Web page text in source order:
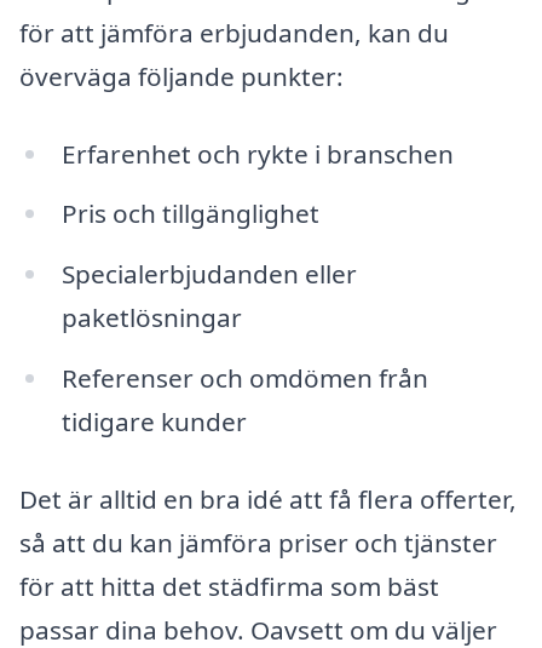
för att jämföra erbjudanden, kan du
överväga följande punkter:
Erfarenhet och rykte i branschen
Pris och tillgänglighet
Specialerbjudanden eller
paketlösningar
Referenser och omdömen från
tidigare kunder
Det är alltid en bra idé att få flera offerter,
så att du kan jämföra priser och tjänster
för att hitta det städfirma som bäst
passar dina behov. Oavsett om du väljer